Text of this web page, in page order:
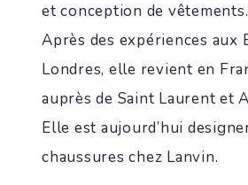
et conception de vêtements.
Après des expériences aux
Londres, elle revient en
auprès de Saint Laurent et
Elle est aujourd’hui
chaussures chez Lanvin.